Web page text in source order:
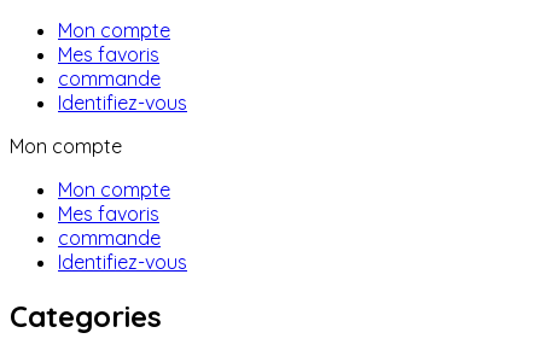
Mon compte
Mes favoris
commande
Identifiez-vous
Mon compte
Mon compte
Mes favoris
commande
Identifiez-vous
Categories